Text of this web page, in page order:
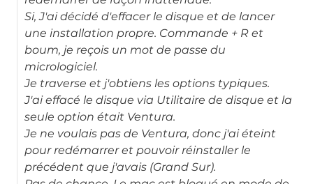
Si, J'ai décidé d'effacer le disque et de lancer
une installation propre. Commande + R et
boum, je reçois un mot de passe du
micrologiciel.
Je traverse et j'obtiens les options typiques.
J'ai effacé le disque via Utilitaire de disque et la
seule option était Ventura.
Je ne voulais pas de Ventura, donc j'ai éteint
pour redémarrer et pouvoir réinstaller le
précédent que j'avais (Grand Sur).